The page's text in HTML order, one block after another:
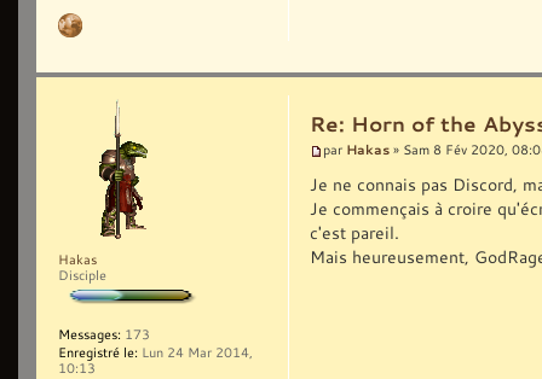
Re: Horn of the
par Hakas » Sam 8 Fév 2020,
Je ne connais pas Discord,
Je commençais à croire
c'est pareil.
Mais heureusement,
Hakas
Disciple
Messages: 173
Enregistré le: Lun 24 Mar 2014,
10:13